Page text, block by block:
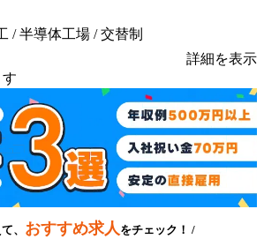
/ 半導体工場 / 交替制
詳細を表示
、 おすすめ求人 をチェック！ /